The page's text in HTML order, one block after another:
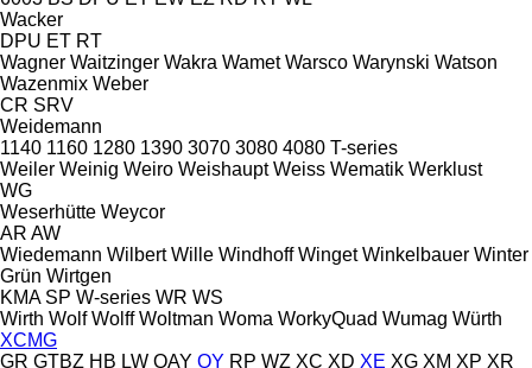
Wacker
DPU ET RT
Wagner Waitzinger Wakra Wamet Warsco Warynski Watson
Wazenmix Weber
CR SRV
Weidemann
1140 1160 1280 1390 3070 3080 4080 T-series
Weiler Weinig Weiro Weishaupt Weiss Wematik Werklust
WG
Weserhütte Weycor
AR AW
Wiedemann Wilbert Wille Windhoff Winget Winkelbauer Winter
Grün Wirtgen
KMA SP W-series WR WS
Wirth Wolf Wolff Woltman Woma WorkyQuad Wumag Würth
XCMG
GR GTBZ HB LW QAY QY RP WZ XC XD XE XG XM XP XR